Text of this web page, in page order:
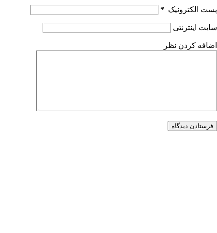
پست الکترونیک *
سایت اینترنتی
اضافه کردن نظر
فرستادن دیدگاه